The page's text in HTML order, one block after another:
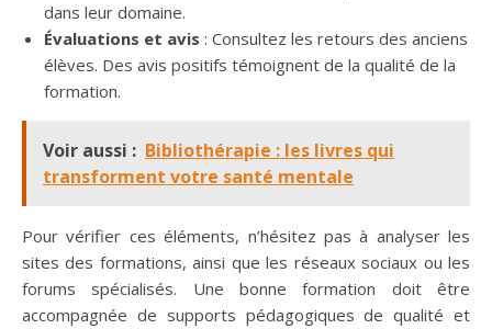
dans leur domaine.
Évaluations et avis : Consultez les retours des anciens
élèves. Des avis positifs témoignent de la qualité de la
formation.
Voir aussi : Bibliothérapie : les livres qui
transforment votre santé mentale
Pour vérifier ces éléments, n’hésitez pas à analyser les
sites des formations, ainsi que les réseaux sociaux ou les
forums spécialisés. Une bonne formation doit être
accompagnée de supports pédagogiques de qualité et